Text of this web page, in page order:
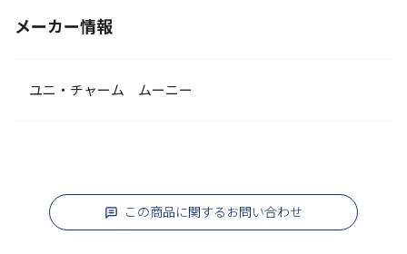
メーカー情報
ユニ・チャーム ムーニー
この商品に関するお問い合わせ